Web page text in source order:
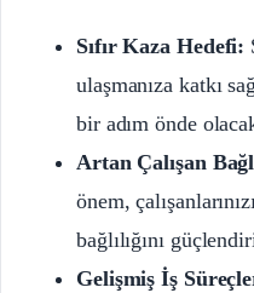
Sıfır Kaza Hedefi:
ulaşmanıza katkı
bir adım önde
Artan Çalışan
önem,
bağlılığını
Gelişmiş İş